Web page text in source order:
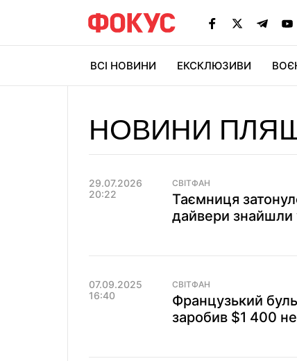
ВСІ НОВИНИ ЕКСКЛЮЗИВИ
НОВИНИ
29.07.2026
20:22
СВІТФАН
Таємниця
дайвери знайшли
07.09.2025
16:40
СВІТФАН
Французький
заробив $1 400